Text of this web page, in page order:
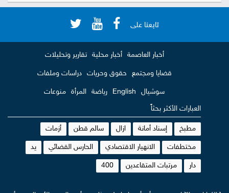
تابعنا على
أخبار العاصمة أخبار محلية تقارير وتحليلات
قضايا ومجتمع حقوق وحريات دراسات وملفات
سوشيال English رياضة المرأة منوعات
العبارات الأكثر بحثاً
مطبخ إسناد أمانة ازال سالم قطن أزمات
مختطفات الانهيار الاقتصادي الحارس القضائي يد
دار مرتبات المتقاعدين 400